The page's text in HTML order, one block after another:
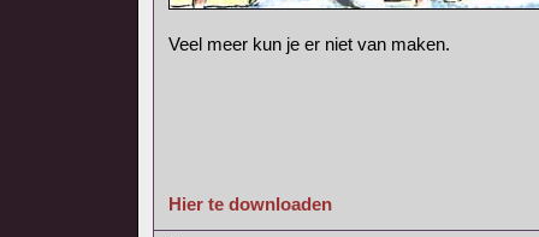
Veel meer kun je er niet van maken.
Hier te downloaden